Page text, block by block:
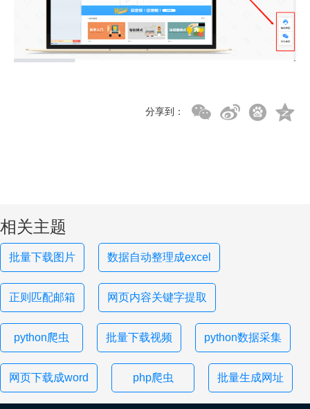
分享到：
相关主题
批量下载图片 数据自动整理成excel
正则匹配邮箱 网页内容关键字提取
python爬虫 批量下载视频 python数据采集
网页下载成word php爬虫 批量生成网址